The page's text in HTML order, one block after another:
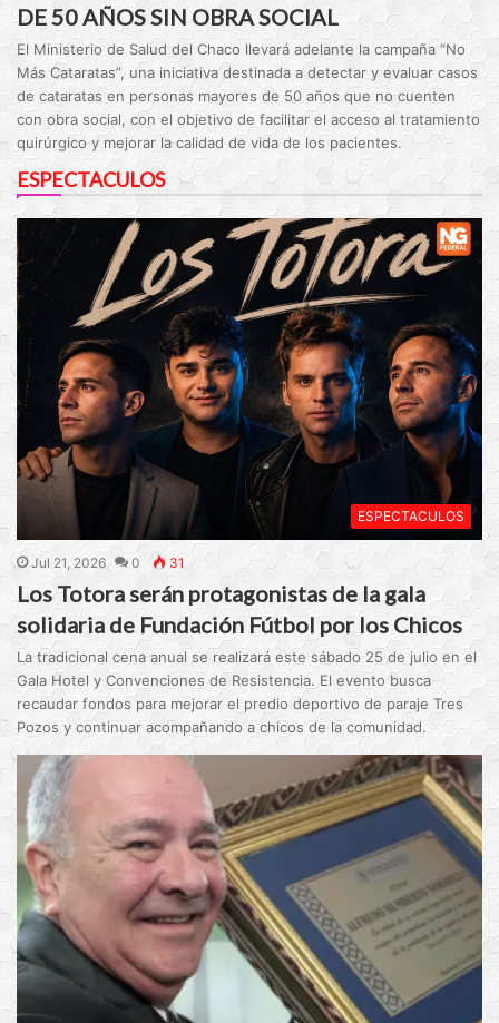
DE 50 AÑOS SIN OBRA SOCIAL
El Ministerio de Salud del Chaco llevará adelante la campaña “No
Más Cataratas”, una iniciativa destinada a detectar y evaluar casos
de cataratas en personas mayores de 50 años que no cuenten
con obra social, con el objetivo de facilitar el acceso al tratamiento
quirúrgico y mejorar la calidad de vida de los pacientes.
ESPECTACULOS
ESPECTACULOS
Jul 21, 2026 0 31
Los Totora serán protagonistas de la gala
solidaria de Fundación Fútbol por los Chicos
La tradicional cena anual se realizará este sábado 25 de julio en el
Gala Hotel y Convenciones de Resistencia. El evento busca
recaudar fondos para mejorar el predio deportivo de paraje Tres
Pozos y continuar acompañando a chicos de la comunidad.